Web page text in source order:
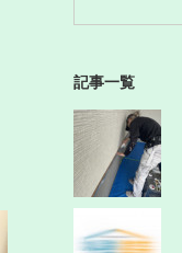
記事一覧